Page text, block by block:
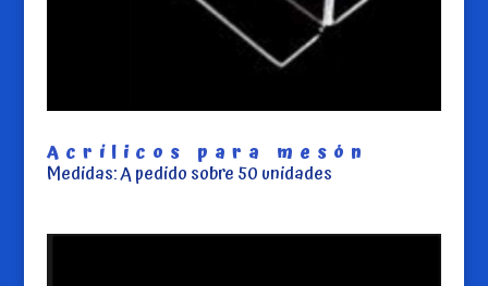
Acrílicos para mesón
Medidas: A pedido sobre 50 unidades